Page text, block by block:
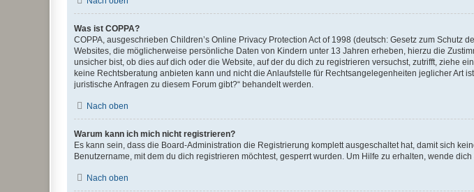
Was ist COPPA?
COPPA, ausgeschrieben Children’s Online Privacy Protection Act of 1998 (deutsch: Gesetz zum
Websites, die möglicherweise persönliche Daten von Kindern unter 13 Jahren erheben, hierzu die
unsicher bist, ob dies auf dich oder die Website, auf der du dich zu registrieren versuchst, zutrifft, ziehe
keine Rechtsberatung anbieten kann und nicht die Anlaufstelle für Rechtsangelegenheiten jeglicher Art
juristische Anfragen zu diesem Forum gibt?“ behandelt werden.
Nach oben
Warum kann ich mich nicht registrieren?
Es kann sein, dass die Board-Administration die Registrierung komplett ausgeschaltet hat, damit sich
Benutzername, mit dem du dich registrieren möchtest, gesperrt wurden. Um Hilfe zu erhalten, wende
Nach oben